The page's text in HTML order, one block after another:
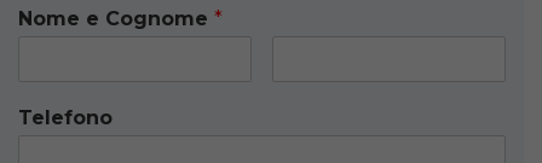
Nome e Cognome *
Telefono